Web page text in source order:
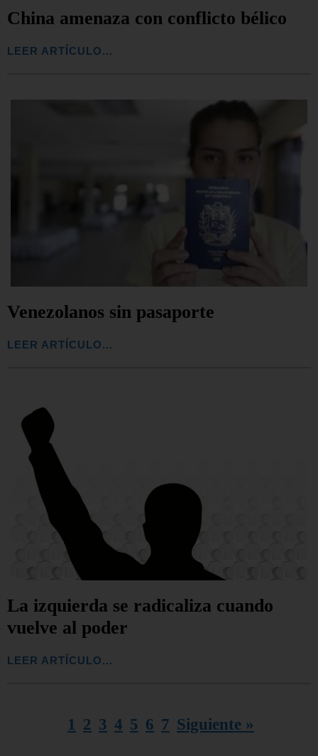
China amenaza con conflicto bélico
LEER ARTÍCULO...
Venezolanos sin pasaporte
LEER ARTÍCULO...
La izquierda se radicaliza cuando
vuelve al poder
LEER ARTÍCULO...
1 2 3 4 5 6 7 Siguiente »